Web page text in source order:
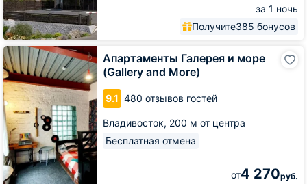
за 1 ночь
Получите385 бонусов
Апартаменты Галерея и море
(Gallery and More)
9.1 480 отзывов гостей
Владивосток, 200 м от центра
Бесплатная отмена
от4 270руб.
Апартаменты
Галерея
и
море
(Gallery
and
More)